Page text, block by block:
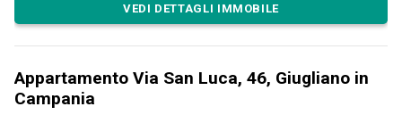
VEDI DETTAGLI IMMOBILE
Appartamento Via San Luca, 46, Giugliano in
Campania